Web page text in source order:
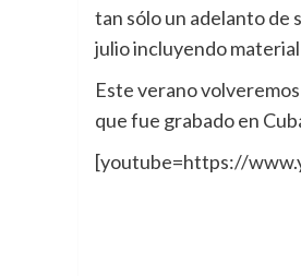
tan sólo un adelanto de
julio incluyendo
Este verano
que fue grabado en
[youtube=https://